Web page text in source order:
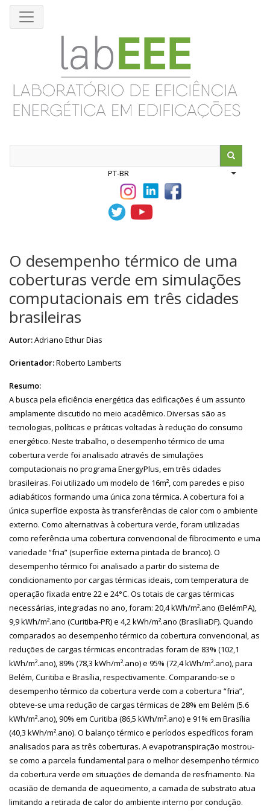
Pular
PT-BR
List
O desempenho térmico de uma
coberturas verde em simulações
computacionais em três cidades
brasileiras
Autor:Adriano Ethur Dias
Orientador:Roberto Lamberts
Resumo:
A busca pela eficiência energética das edificações é um assunto
amplamente discutido no meio acadêmico. Diversas são as
tecnologias, políticas e práticas voltadas à redução do consumo
energético. Neste trabalho, o desempenho térmico de uma
cobertura verde foi analisado através de simulações
computacionais no programa EnergyPlus, em três cidades
brasileiras. Foi utilizado um modelo de 16m², com paredes e piso
adiabáticos formando uma única zona térmica. A cobertura foi a
única superfície exposta às transferências de calor com o ambiente
externo. Como alternativas à cobertura verde, foram utilizadas
como referência uma cobertura convencional de fibrocimento e uma
variedade “fria” (superfície externa pintada de branco). O
desempenho térmico foi analisado a partir do sistema de
condicionamento por cargas térmicas ideais, com temperatura de
operação fixada entre 22 e 24°C. Os totais de cargas térmicas
necessárias, integradas no ano, foram: 20,4 kWh/m².ano (BelémPA),
9,9 kWh/m².ano (Curitiba-PR) e 4,2 kWh/m².ano (BrasíliaDF). Quando
comparados ao desempenho térmico da cobertura convencional, as
reduções de cargas térmicas encontradas foram de 83% (102,1
kWh/m².ano), 89% (78,3 kWh/m².ano) e 95% (72,4 kWh/m².ano), para
Belém, Curitiba e Brasília, respectivamente. Comparando-se o
desempenho térmico da cobertura verde com a cobertura “fria”,
obteve-se uma redução de cargas térmicas de 28% em Belém (5.6
kWh/m².ano), 90% em Curitiba (86,5 kWh/m².ano) e 91% em Brasília
(40,3 kWh/m².ano). O balanço térmico e períodos específicos foram
analisados para as três coberturas. A evapotranspiração mostrou-
se como a parcela fundamental para o melhor desempenho térmico
da cobertura verde em situações de demanda de resfriamento. Na
ocasião de demanda de aquecimento, a camada de substrato atua
limitando a retirada de calor do ambiente interno por condução.